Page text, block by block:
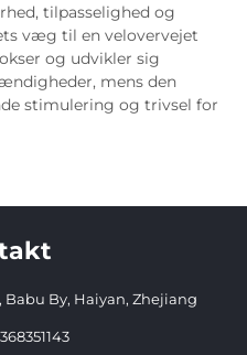
tilpasselighed og
væg til en velovervejet
og udvikler sig
mens den
stimulering og trivsel for
Babu By, Haiyan, Zhejiang